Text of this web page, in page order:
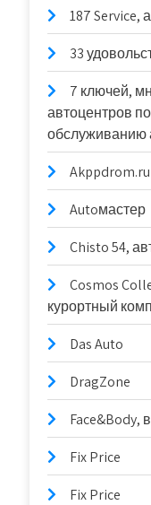
187 Service,
33
7 ключей,
автоцентров
обслуживанию
Akppdrom.ru
Autoмастер
Chisto 54,
Cosmos
курортный
Das Auto
DragZone
Face&Body,
Fix Price
Fix Price